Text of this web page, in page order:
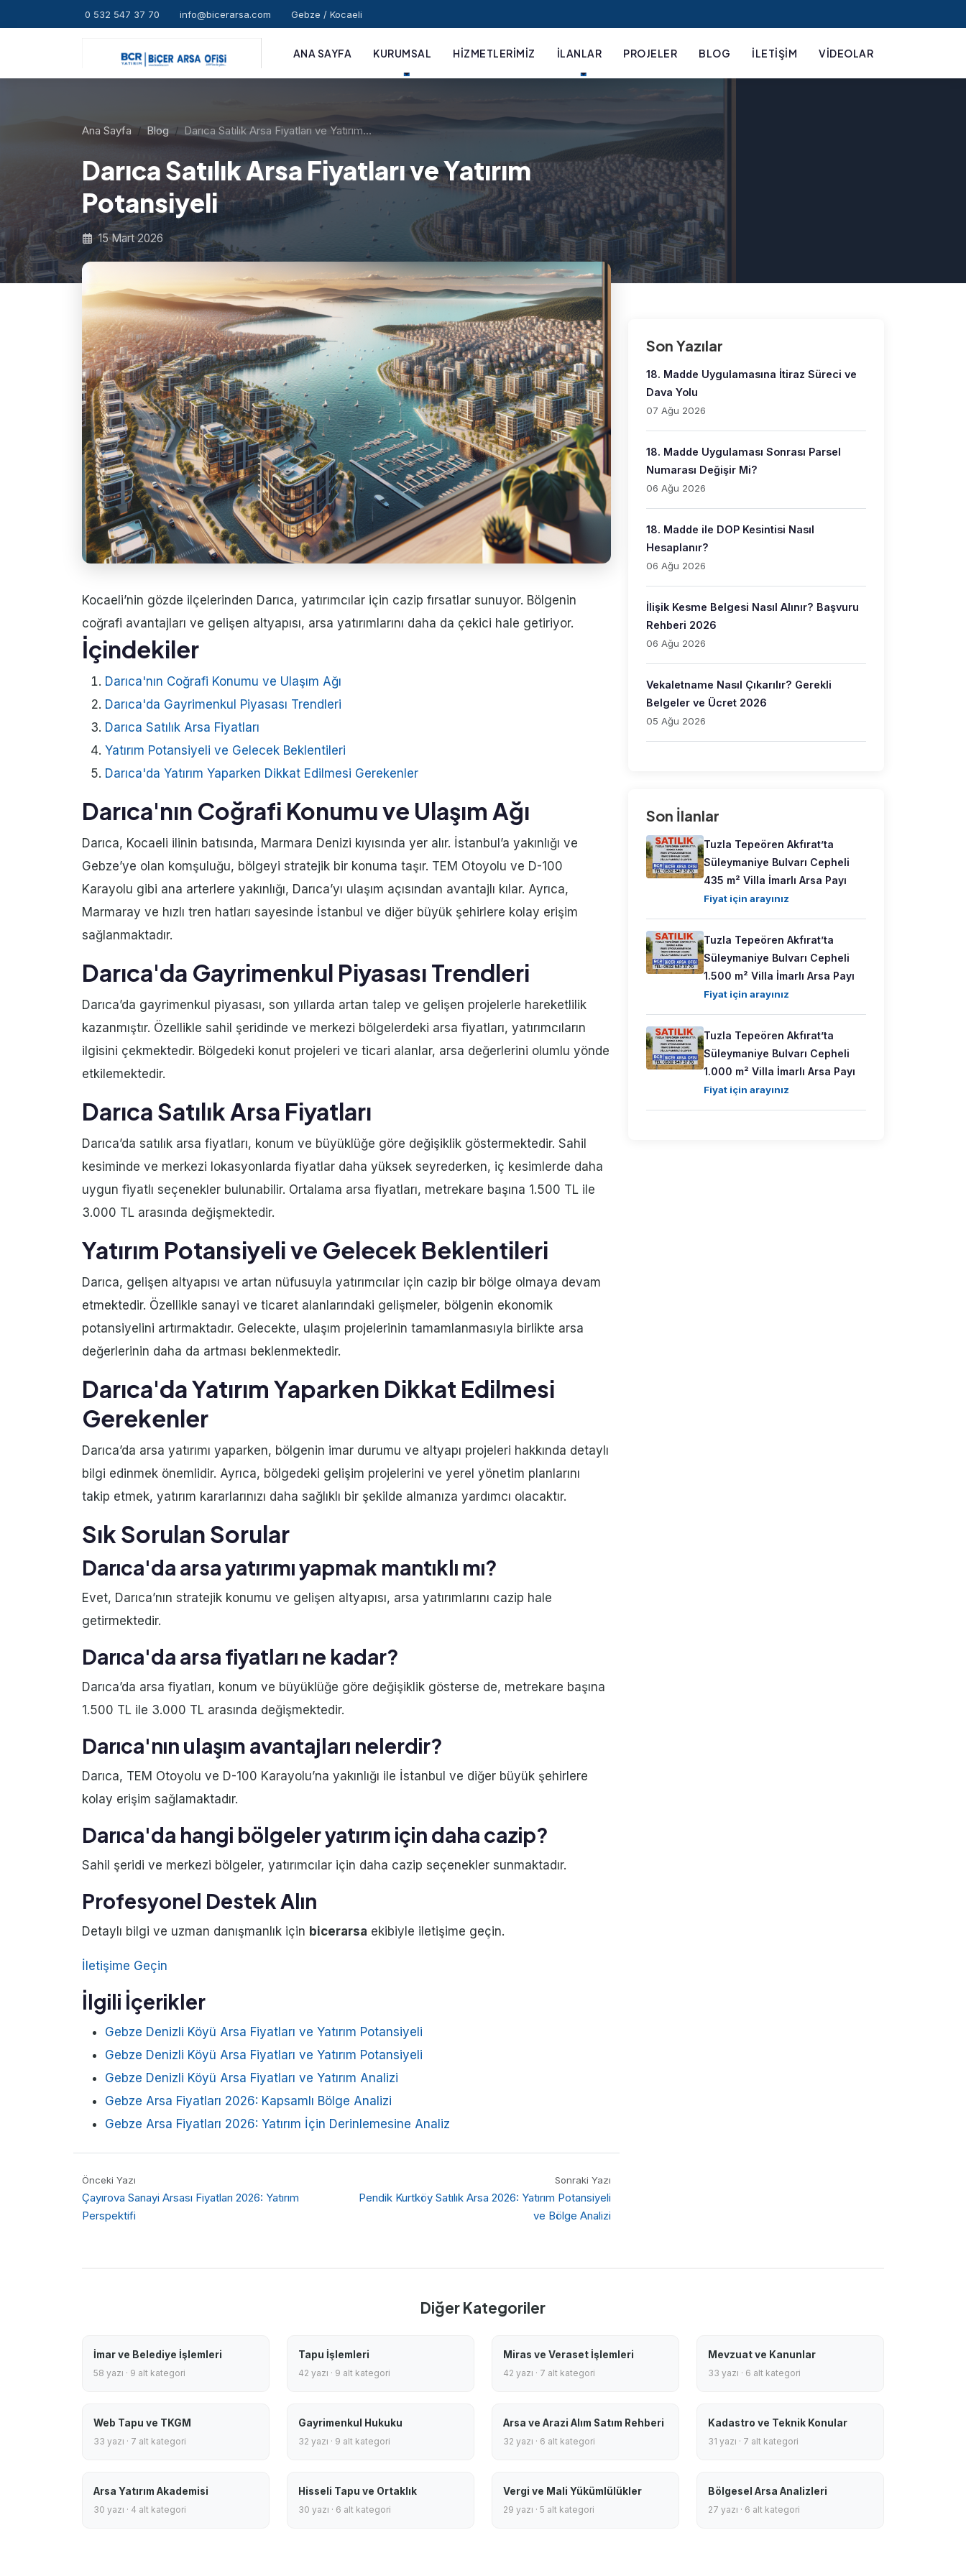
0 532 547 37 70 info@bicerarsa.com Gebze / Kocaeli
ANA SAYFA KURUMSAL HIZMETLERIMIZ İLANLAR PROJELER BLOG İLETIŞIM VIDEOLAR
Ana Sayfa Blog Darıca Satılık Arsa Fiyatları ve Yatırım…
Darıca Satılık Arsa Fiyatları ve Yatırım
Potansiyeli
15 Mart 2026
Kocaeli’nin gözde ilçelerinden Darıca, yatırımcılar için cazip fırsatlar sunuyor. Bölgenin
coğrafi avantajları ve gelişen altyapısı, arsa yatırımlarını daha da çekici hale getiriyor.
İçindekiler
Darıca'nın Coğrafi Konumu ve Ulaşım Ağı
Darıca'da Gayrimenkul Piyasası Trendleri
Darıca Satılık Arsa Fiyatları
Yatırım Potansiyeli ve Gelecek Beklentileri
Darıca'da Yatırım Yaparken Dikkat Edilmesi Gerekenler
Darıca'nın Coğrafi Konumu ve Ulaşım Ağı
Darıca, Kocaeli ilinin batısında, Marmara Denizi kıyısında yer alır. İstanbul’a yakınlığı ve
Gebze’ye olan komşuluğu, bölgeyi stratejik bir konuma taşır. TEM Otoyolu ve D-100
Karayolu gibi ana arterlere yakınlığı, Darıca’yı ulaşım açısından avantajlı kılar. Ayrıca,
Marmaray ve hızlı tren hatları sayesinde İstanbul ve diğer büyük şehirlere kolay erişim
sağlanmaktadır.
Darıca'da Gayrimenkul Piyasası Trendleri
Darıca’da gayrimenkul piyasası, son yıllarda artan talep ve gelişen projelerle hareketlilik
kazanmıştır. Özellikle sahil şeridinde ve merkezi bölgelerdeki arsa fiyatları, yatırımcıların
ilgisini çekmektedir. Bölgedeki konut projeleri ve ticari alanlar, arsa değerlerini olumlu yönde
etkilemektedir.
Darıca Satılık Arsa Fiyatları
Darıca’da satılık arsa fiyatları, konum ve büyüklüğe göre değişiklik göstermektedir. Sahil
kesiminde ve merkezi lokasyonlarda fiyatlar daha yüksek seyrederken, iç kesimlerde daha
uygun fiyatlı seçenekler bulunabilir. Ortalama arsa fiyatları, metrekare başına 1.500 TL ile
3.000 TL arasında değişmektedir.
Yatırım Potansiyeli ve Gelecek Beklentileri
Darıca, gelişen altyapısı ve artan nüfusuyla yatırımcılar için cazip bir bölge olmaya devam
etmektedir. Özellikle sanayi ve ticaret alanlarındaki gelişmeler, bölgenin ekonomik
potansiyelini artırmaktadır. Gelecekte, ulaşım projelerinin tamamlanmasıyla birlikte arsa
değerlerinin daha da artması beklenmektedir.
Darıca'da Yatırım Yaparken Dikkat Edilmesi
Gerekenler
Darıca’da arsa yatırımı yaparken, bölgenin imar durumu ve altyapı projeleri hakkında detaylı
bilgi edinmek önemlidir. Ayrıca, bölgedeki gelişim projelerini ve yerel yönetim planlarını
takip etmek, yatırım kararlarınızı daha sağlıklı bir şekilde almanıza yardımcı olacaktır.
Sık Sorulan Sorular
Darıca'da arsa yatırımı yapmak mantıklı mı?
Evet, Darıca’nın stratejik konumu ve gelişen altyapısı, arsa yatırımlarını cazip hale
getirmektedir.
Darıca'da arsa fiyatları ne kadar?
Darıca’da arsa fiyatları, konum ve büyüklüğe göre değişiklik gösterse de, metrekare başına
1.500 TL ile 3.000 TL arasında değişmektedir.
Darıca'nın ulaşım avantajları nelerdir?
Darıca, TEM Otoyolu ve D-100 Karayolu’na yakınlığı ile İstanbul ve diğer büyük şehirlere
kolay erişim sağlamaktadır.
Darıca'da hangi bölgeler yatırım için daha cazip?
Sahil şeridi ve merkezi bölgeler, yatırımcılar için daha cazip seçenekler sunmaktadır.
Profesyonel Destek Alın
Detaylı bilgi ve uzman danışmanlık için bicerarsa ekibiyle iletişime geçin.
İletişime Geçin
İlgili İçerikler
Gebze Denizli Köyü Arsa Fiyatları ve Yatırım Potansiyeli
Gebze Denizli Köyü Arsa Fiyatları ve Yatırım Potansiyeli
Gebze Denizli Köyü Arsa Fiyatları ve Yatırım Analizi
Gebze Arsa Fiyatları 2026: Kapsamlı Bölge Analizi
Gebze Arsa Fiyatları 2026: Yatırım İçin Derinlemesine Analiz
Önceki Yazı
Çayırova Sanayi Arsası Fiyatları 2026: Yatırım
Perspektifi
Sonraki Yazı
Pendik Kurtköy Satılık Arsa 2026: Yatırım Potansiyeli
ve Bölge Analizi
Son Yazılar
18. Madde Uygulamasına İtiraz Süreci ve
Dava Yolu
07 Ağu 2026
18. Madde Uygulaması Sonrası Parsel
Numarası Değişir Mi?
06 Ağu 2026
18. Madde ile DOP Kesintisi Nasıl
Hesaplanır?
06 Ağu 2026
İlişik Kesme Belgesi Nasıl Alınır? Başvuru
Rehberi 2026
06 Ağu 2026
Vekaletname Nasıl Çıkarılır? Gerekli
Belgeler ve Ücret 2026
05 Ağu 2026
Son İlanlar
Tuzla Tepeören Akfırat’ta
Süleymaniye Bulvarı Cepheli
435 m² Villa İmarlı Arsa Payı
Fiyat için arayınız
Tuzla Tepeören Akfırat’ta
Süleymaniye Bulvarı Cepheli
1.500 m² Villa İmarlı Arsa Payı
Fiyat için arayınız
Tuzla Tepeören Akfırat’ta
Süleymaniye Bulvarı Cepheli
1.000 m² Villa İmarlı Arsa Payı
Fiyat için arayınız
Diğer Kategoriler
İmar ve Belediye İşlemleri
58 yazı · 9 alt kategori
Tapu İşlemleri
42 yazı · 9 alt kategori
Miras ve Veraset İşlemleri
42 yazı · 7 alt kategori
Mevzuat ve Kanunlar
33 yazı · 6 alt kategori
Web Tapu ve TKGM
33 yazı · 7 alt kategori
Gayrimenkul Hukuku
32 yazı · 9 alt kategori
Arsa ve Arazi Alım Satım Rehberi
32 yazı · 6 alt kategori
Kadastro ve Teknik Konular
31 yazı · 7 alt kategori
Arsa Yatırım Akademisi
30 yazı · 4 alt kategori
Hisseli Tapu ve Ortaklık
30 yazı · 6 alt kategori
Vergi ve Mali Yükümlülükler
29 yazı · 5 alt kategori
Bölgesel Arsa Analizleri
27 yazı · 6 alt kategori